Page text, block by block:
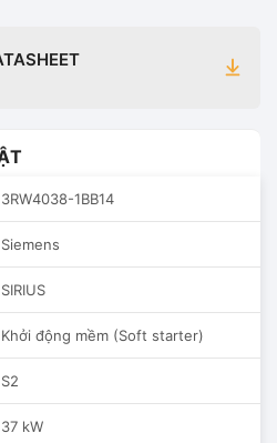
3RW4038-1BB14
Siemens
SIRIUS
Khởi động mềm (Soft starter)
S2
37 kW